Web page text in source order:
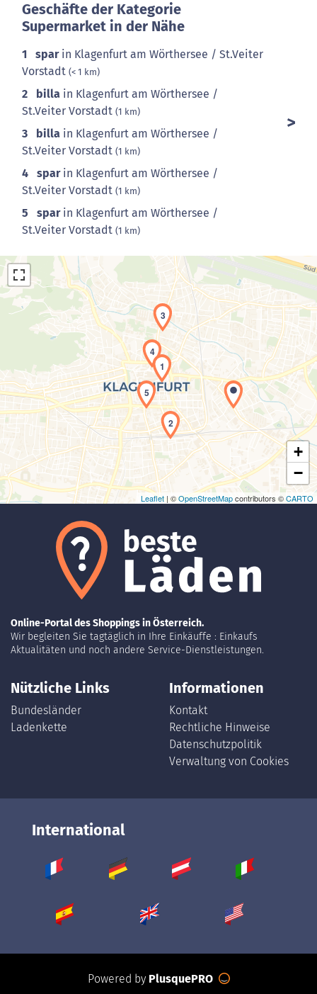
Geschäfte der Kategorie
Supermarket in der Nähe
1 sparin Klagenfurt am Wörthersee / St.Veiter
Vorstadt (< 1 km)
2 billa in Klagenfurt am Wörthersee /
St.Veiter Vorstadt (1 km)
3 billa in Klagenfurt am Wörthersee /
St.Veiter Vorstadt (1 km)
4 sparin Klagenfurt am Wörthersee /
St.Veiter Vorstadt (1 km)
5 sparin Klagenfurt am Wörthersee /
St.Veiter Vorstadt (1 km)
Laden der Karte...
1
2
3
4
5
+
−
Leaflet | ©OpenStreetMapcontributors ©CARTO
Online-Portal des Shoppings in Österreich.
Wir begleiten Sie tagtäglich in Ihre Einkäuffe : Einkaufs
Aktualitäten und noch andere Service-Dienstleistungen.
Nützliche Links
Bundesländer
Ladenkette
Informationen
Kontakt
Rechtliche Hinweise
Datenschutzpolitik
Verwaltung von Cookies
International
Powered by PlusquePRO